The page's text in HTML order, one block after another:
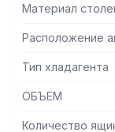
Материал
Расположение
Тип хладагента
ОБЪЕМ
Количество